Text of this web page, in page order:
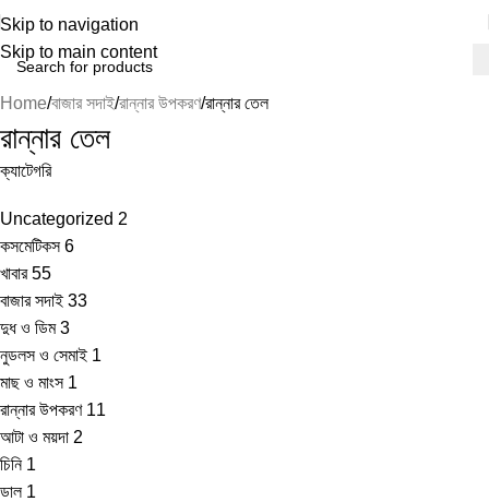
Skip to navigation
Skip to main content
Home বাজার সদাই রান্নার উপকরণ রান্নার তেল
রান্নার তেল
ক্যাটেগরি
Uncategorized 2
কসমেটিকস 6
খাবার 55
বাজার সদাই 33
দুধ ও ডিম 3
নুডলস ও সেমাই 1
মাছ ও মাংস 1
রান্নার উপকরণ 11
আটা ও ময়দা 2
চিনি 1
ডাল 1